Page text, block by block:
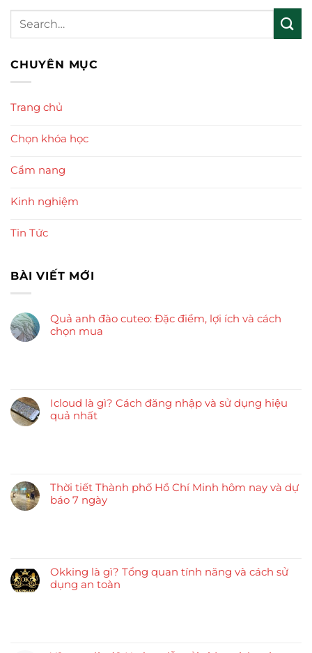
CHUYÊN MỤC
Trang chủ
Chọn khóa học
Cẩm nang
Kinh nghiệm
Tin Tức
BÀI VIẾT MỚI
Quả anh đào cuteo: Đặc điểm, lợi ích và cách
chọn mua
Icloud là gì? Cách đăng nhập và sử dụng hiệu
quả nhất
Thời tiết Thành phố Hồ Chí Minh hôm nay và dự
báo 7 ngày
Okking là gì? Tổng quan tính năng và cách sử
dụng an toàn